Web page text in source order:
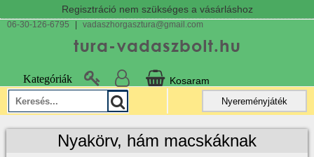
Regisztráció nem szükséges a vásárláshoz
06-30-126-6795 vadaszhorgasztura@gmail.com
Kategóriák Kosaram
Nyereményjáték
Nyakörv, hám macskáknak